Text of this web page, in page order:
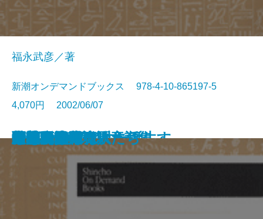
源氏紙風船
木に会う
一死、大罪に謝す
随筆集 夢のように
天草の雅歌
新編 坪田譲治童話集
世界の指揮者
草競馬流浪記
ヒゲのウヰスキー誕生す
風のかたみ
福永武彦／著
新潮オンデマンドブックス 978-4-10-865197-5
4,070円 2002/06/07
昼顔
幻化
自註鹿鳴集
暢気眼鏡
出孤島記
もめん随筆
聖母病院の友人たち
犬をえらばば
日本の父へ
終着駅は始発駅